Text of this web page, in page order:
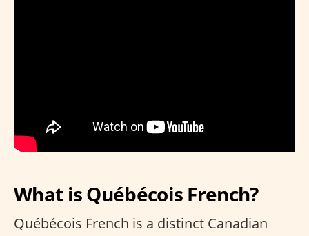
What is Québécois French?
Québécois French is a distinct Canadian